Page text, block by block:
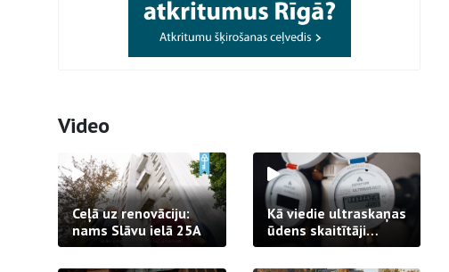
Video
Ceļā uz renovāciju:
nams Slāvu ielā 25A
Kā viedie ultraskaņas
ūdens skaitītāji
strādā praksē